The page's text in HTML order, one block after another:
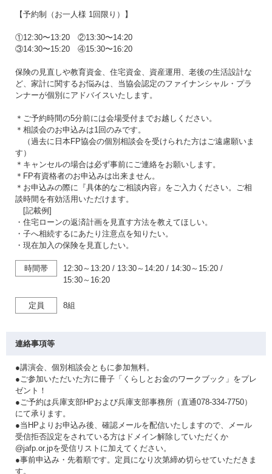
【予約制（お一人様 1回限り）】
①12:30〜13:20 ②13:30〜14:20
③14:30〜15:20 ④15:30〜16:20
保険の見直しや教育資金、住宅資金、資産運用、老後の生活設計な
ど、家計に関するお悩みは、当協会認定のファイナンシャル・プラ
ンナーが個別にアドバイスいたします。
＊ご予約時間の5分前には会場受付までお越しください。
＊相談会のお申込みは1回のみです。
（過去に日本FP協会の個別相談会を受けられた方はご遠慮願いま
す）
＊キャンセルの場合は必ず事前にご連絡をお願いします。
＊FP有資格者のお申込みは出来ません。
＊お申込みの際に『具体的なご相談内容』をご入力ください。ご相
談時間を有効活用いただけます。
[記載例]
・住宅ローンの返済計画を見直す方法を教えてほしい。
・子へ相続するにあたり注意点を知りたい。
・現在加入の保険を見直したい。
時間帯 12:30～13:20 / 13:30～14:20 / 14:30～15:20 /
15:30～16:20
定員 8組
連絡事項等
●講演会、個別相談会ともに参加無料。
●ご参加いただいた方に冊子「くらしとお金のワークブック」をプレ
ゼント！
●ご予約は兵庫支部HPおよび兵庫支部事務所（直通078-334-7750）
にて承ります。
●当HPよりお申込み後、確認メールを配信いたしますので、メール
受信拒否設定をされている方はドメイン解除していただくか
@jafp.or.jpを受信リストに加えてください。
●事前申込み・先着順です。定員になり次第締め切らせていただきま
す。